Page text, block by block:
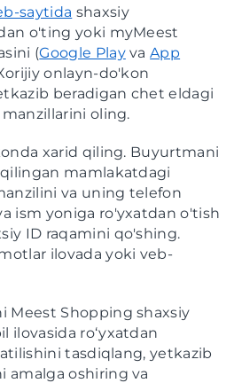
saytida shaxsiy
o'ting yoki myMeest
(Google PlayvaApp
onlayn-do'kon
beradigan chet eldagi
oling.
xarid qiling. Buyurtmani
mamlakatdagi
va uning telefon
ism yoniga ro'yxatdan o'tish
ID raqamini qo'shing.
ilovada yoki veb-
Meest Shopping shaxsiy
ilovasida roʻyxatdan
tasdiqlang, yetkazib
amalga oshiring va